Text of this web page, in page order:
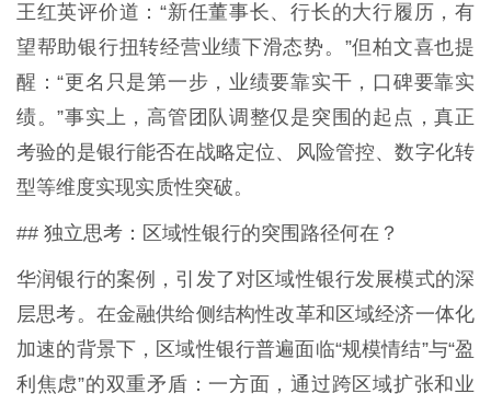
王红英评价道：“新任董事长、行长的大行履历，有
望帮助银行扭转经营业绩下滑态势。”但柏文喜也提
醒：“更名只是第一步，业绩要靠实干，口碑要靠实
绩。”事实上，高管团队调整仅是突围的起点，真正
考验的是银行能否在战略定位、风险管控、数字化转
型等维度实现实质性突破。
## 独立思考：区域性银行的突围路径何在？
华润银行的案例，引发了对区域性银行发展模式的深
层思考。在金融供给侧结构性改革和区域经济一体化
加速的背景下，区域性银行普遍面临“规模情结”与“盈
利焦虑”的双重矛盾：一方面，通过跨区域扩张和业